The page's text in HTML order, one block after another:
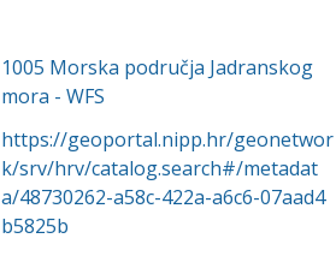
1005 Morska područja Jadranskog
mora - WFS
https://geoportal.nipp.hr/geonetwor
k/srv/hrv/catalog.search#/metadat
a/48730262-a58c-422a-a6c6-07aad4
b5825b